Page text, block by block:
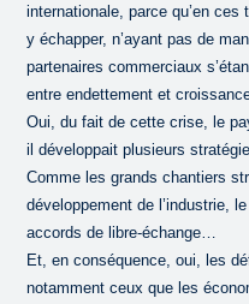
internationale, parce qu’en
y échapper, n’ayant pas de
partenaires commerciaux
entre endettement et
Oui, du fait de cette crise, le
il développait plusieurs
Comme les grands chantiers
développement de l’industrie,
accords de libre-échange…
Et, en conséquence, oui, les
notamment ceux que les